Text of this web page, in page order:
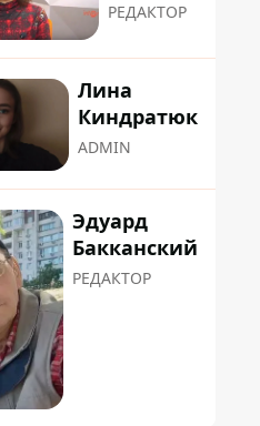
РЕДАКТОР
Лина
Киндратюк
ADMIN
Эдуард
Бакканский
РЕДАКТОР